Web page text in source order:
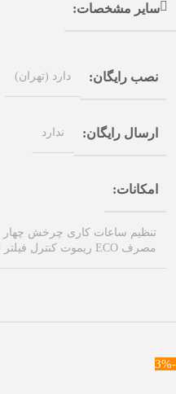
سایر مشخصات
نصب رایگان دارد (تهران)
ارسال رایگان ندارد
امکانات
تنظیم ساعات کاری چرخش چهار
مصرف ECO ریموت کنترل فیلتر تصفیه هوا و ضد بو
-3%